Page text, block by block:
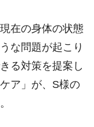
在の身体の状態
な問題が起こり
る対策を提案し
ア」が、S様の